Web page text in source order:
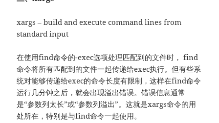
xargs – build and execute command lines from
standard input
在使用find命令的-exec选项处理匹配到的文件时， find
命令将所有匹配到的文件一起传递给exec执行。但有些系
统对能够传递给exec的命令长度有限制，这样在find命令
运行几分钟之后，就会出现溢出错误。错误信息通常
是“参数列太长”或“参数列溢出”。这就是xargs命令的用
处所在，特别是与find命令一起使用。